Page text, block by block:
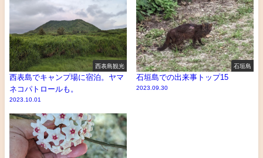
西表島観光
西表島でキャンプ場に宿泊。ヤマ
ネコパトロールも。
2023.10.01
石垣島
石垣島での出来事トップ15
2023.09.30